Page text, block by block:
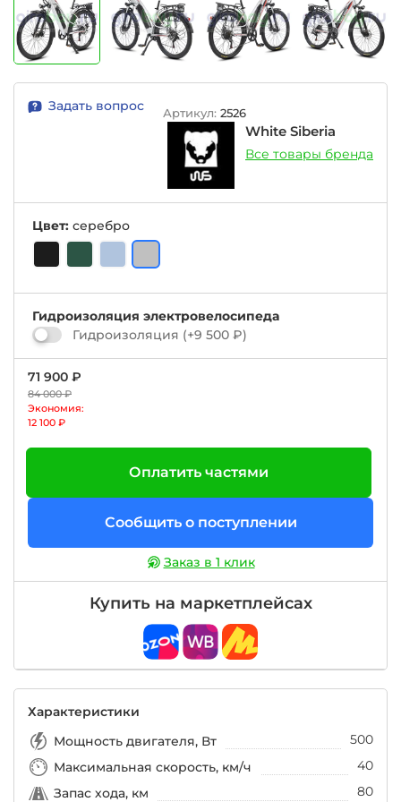
Задать вопрос Артикул: 2526
White Siberia
Все товары бренда
Цвет: серебро
Гидроизоляция электровелосипеда
Гидроизоляция (+9 500 ₽)
71 900 ₽
84 000 ₽
Экономия:
12 100 ₽
Оплатить частями
Сообщить о поступлении
Заказ в 1 клик
Купить на маркетплейсах
Характеристики
Мощность двигателя, Вт
500
Максимальная скорость, км/ч
40
Запас хода, км
80